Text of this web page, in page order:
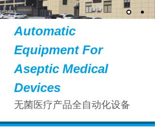
Automatic
Equipment For
Aseptic Medical
Devices
无菌医疗产品全自动化设备